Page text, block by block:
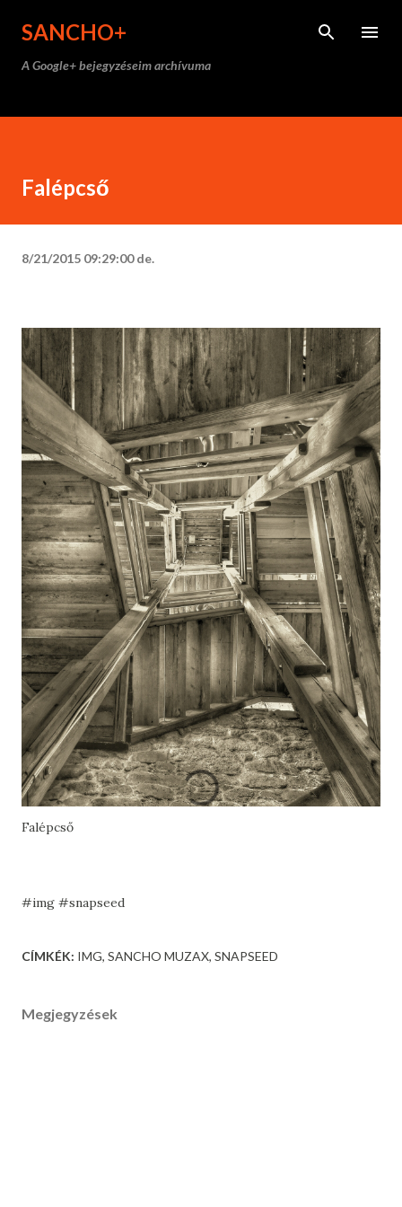
SANCHO+
A Google+ bejegyzéseim archívuma
Falépcső
8/21/2015 09:29:00 de.
Falépcső
#img #snapseed
CÍMKÉK: IMG SANCHO MUZAX SNAPSEED
Megjegyzések